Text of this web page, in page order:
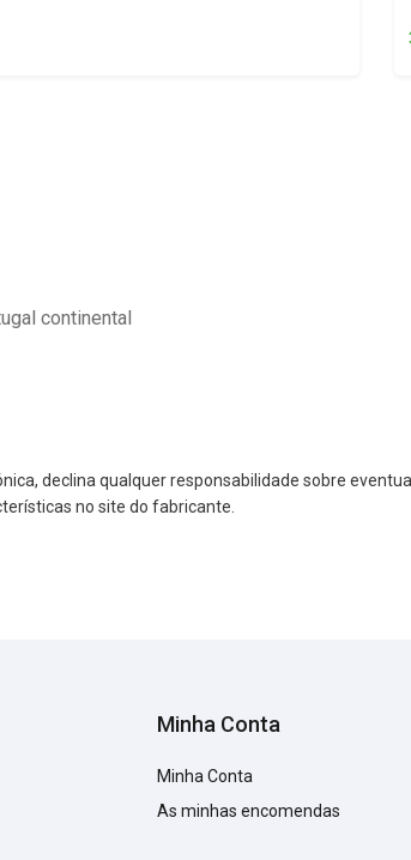
continental
declina qualquer responsabilidade sobre
no site do fabricante.
Minha Conta
Minha Conta
As minhas encomendas